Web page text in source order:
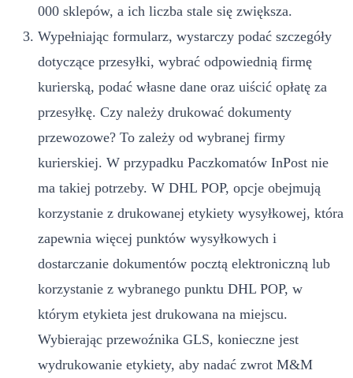
000 sklepów, a ich liczba stale się zwiększa.
Wypełniając formularz, wystarczy podać szczegóły
dotyczące przesyłki, wybrać odpowiednią firmę
kurierską, podać własne dane oraz uiścić opłatę za
przesyłkę. Czy należy drukować dokumenty
przewozowe? To zależy od wybranej firmy
kurierskiej. W przypadku Paczkomatów InPost nie
ma takiej potrzeby. W DHL POP, opcje obejmują
korzystanie z drukowanej etykiety wysyłkowej, która
zapewnia więcej punktów wysyłkowych i
dostarczanie dokumentów pocztą elektroniczną lub
korzystanie z wybranego punktu DHL POP, w
którym etykieta jest drukowana na miejscu.
Wybierając przewoźnika GLS, konieczne jest
wydrukowanie etykiety, aby nadać zwrot M&M